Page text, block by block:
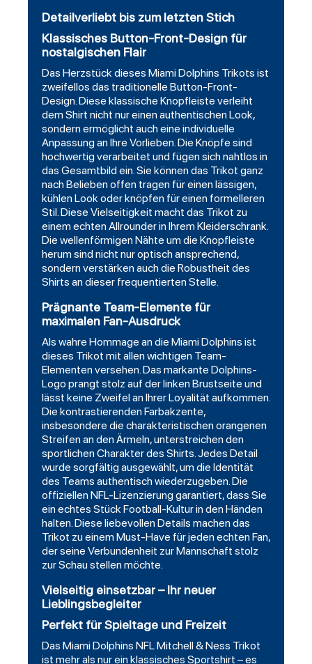
Detailverliebt bis zum letzten Stich
Klassisches Button-Front-Design für
nostalgischen Flair
Das Herzstück dieses Miami Dolphins Trikots ist
zweifellos das traditionelle Button-Front-
Design. Diese klassische Knopfleiste verleiht
dem Shirt nicht nur einen authentischen Look,
sondern ermöglicht auch eine individuelle
Anpassung an Ihre Vorlieben. Die Knöpfe sind
hochwertig verarbeitet und fügen sich nahtlos in
das Gesamtbild ein. Sie können das Trikot ganz
nach Belieben offen tragen für einen lässigen,
kühlen Look oder knöpfen für einen formelleren
Stil. Diese Vielseitigkeit macht das Trikot zu
einem echten Allrounder in Ihrem Kleiderschrank.
Die wellenförmigen Nähte um die Knopfleiste
herum sind nicht nur optisch ansprechend,
sondern verstärken auch die Robustheit des
Shirts an dieser frequentierten Stelle.
Prägnante Team-Elemente für
maximalen Fan-Ausdruck
Als wahre Hommage an die Miami Dolphins ist
dieses Trikot mit allen wichtigen Team-
Elementen versehen. Das markante Dolphins-
Logo prangt stolz auf der linken Brustseite und
lässt keine Zweifel an Ihrer Loyalität aufkommen.
Die kontrastierenden Farbakzente,
insbesondere die charakteristischen orangenen
Streifen an den Ärmeln, unterstreichen den
sportlichen Charakter des Shirts. Jedes Detail
wurde sorgfältig ausgewählt, um die Identität
des Teams authentisch wiederzugeben. Die
offiziellen NFL-Lizenzierung garantiert, dass Sie
ein echtes Stück Football-Kultur in den Händen
halten. Diese liebevollen Details machen das
Trikot zu einem Must-Have für jeden echten Fan,
der seine Verbundenheit zur Mannschaft stolz
zur Schau stellen möchte.
Vielseitig einsetzbar – Ihr neuer
Lieblingsbegleiter
Perfekt für Spieltage und Freizeit
Das Miami Dolphins NFL Mitchell & Ness Trikot
ist mehr als nur ein klassisches Sportshirt – es